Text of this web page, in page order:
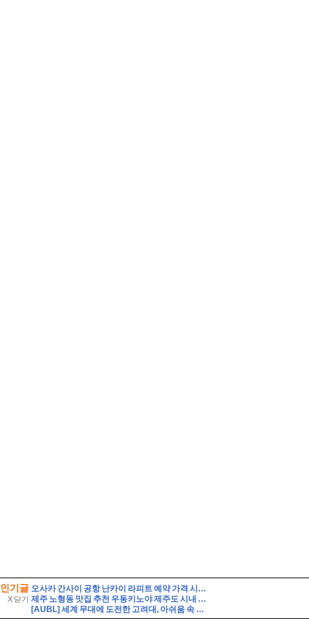
인기글
X 닫기
오사카 간사이 공항 난카이 라피트 예약 가격 시간표 타는법
제주 노형동 맛집 추천 우동키노야 제주도 시내 우동 맛집
[AUBL] 세계 무대에 도전한 고려대, 아쉬움 속 대회 마무리